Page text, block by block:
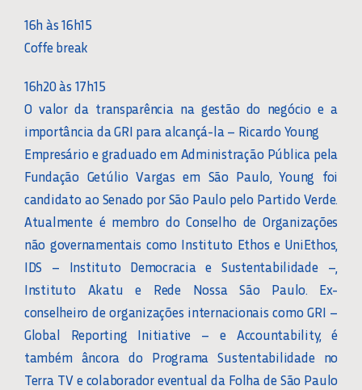
16h às 16h15
Coffe break
16h20 às 17h15
O valor da transparência na gestão do negócio e a
importância da GRI para alcançá-la – Ricardo Young
Empresário e graduado em Administração Pública pela
Fundação Getúlio Vargas em São Paulo, Young foi
candidato ao Senado por São Paulo pelo Partido Verde.
Atualmente é membro do Conselho de Organizações
não governamentais como Instituto Ethos e UniEthos,
IDS – Instituto Democracia e Sustentabilidade –,
Instituto Akatu e Rede Nossa São Paulo. Ex-
conselheiro de organizações internacionais como GRI –
Global Reporting Initiative – e Accountability, é
também âncora do Programa Sustentabilidade no
Terra TV e colaborador eventual da Folha de São Paulo